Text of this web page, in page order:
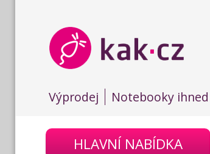
Výprodej Notebooky
HLAVNÍ NABÍDKA